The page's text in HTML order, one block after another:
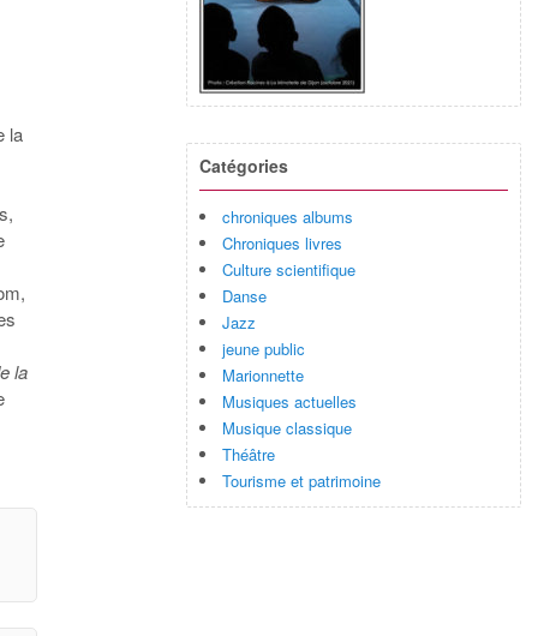
la
la
Catégories
chroniques albums
Chroniques livres
Culture scientifique
Danse
Jazz
jeune public
Marionnette
Musiques actuelles
Musique classique
Théâtre
Tourisme et patrimoine